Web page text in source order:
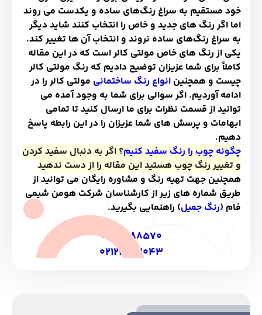
خود مستقیم به سراغ رنگهای ساده و یکدست می روند
اما اگر رنگ های جدید و خاص را انتخاب کنند شاید دیگر
به سراغ رنگهای ساده نروند و انتخاب آن ها تغییر کند.
یکی از رنگ های خاص مولتی کالر است که در این مقاله
کاملاً برای شما عزیزان توضیح دادیم که رنگ مولتی کالر
چیست و همچنین انواع رنگ ساختمانی مولتی کالر را در
ادامه آوردیم. اگر سوالی برای شما به وجود آمده می
توانید از قسمت نظرات برای ما ارسال کنید تا تمامی
ابهامات و پرسش های شما عزیزان را در این رابطه پاسخ
دهیم.
چگونه چوب را رنگ سفید کنیم؟ اگر به دنبال سفید کردن
و تغییر رنگ چوب هستید این مقاله را از دست ندهید
همچنین جهت تهیه رنگ و مشاوره رایگان می توانید از
طریق شماره های زیر از کارشناسان ﺷﺮﮐﺖ ﻫﻮﻣﻦ ﺷﯿﻤﯽ
ﻓﺎم (رﻧﮓ ﺟﻤﯿﻞ) راهنمایی بگیرید.
09121488570
02122093043